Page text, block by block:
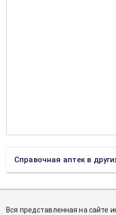
Справочная аптек в
Вся представленная на сайте